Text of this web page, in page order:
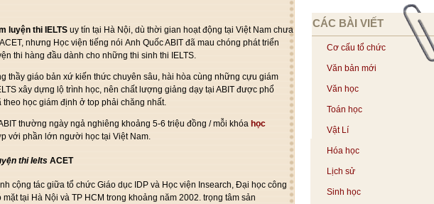
CÁC BÀI VIẾT
Cơ cấu tổ chức
Văn bản mới
Văn học
Toán học
Vật Lí
Hóa học
Lịch sử
Sinh học
luyện thi IELTS uy tín tại Hà Nội, dù thời gian hoạt động tại Việt Nam chưa
nhưng Học viện tiếng nói Anh Quốc ABIT đã mau chóng phát triển
thi hàng đầu dành cho những thi sinh thi IELTS.
thầy giáo bản xứ kiến thức chuyên sâu, hài hòa cùng những cựu giám
xây dựng lộ trình học, nên chất lượng giảng dạy tại ABIT được phổ
theo học giám định ở top phải chăng nhất.
thường ngày ngả nghiêng khoảng 5-6 triệu đồng / mỗi khóa học
với phần lớn người học tại Việt Nam.
thi Ielts ACET
cộng tác giữa tổ chức Giáo dục IDP và Học viện Insearch, Đại học công
mặt tại Hà Nội và TP HCM trong khoảng năm 2002. trọng tâm sản